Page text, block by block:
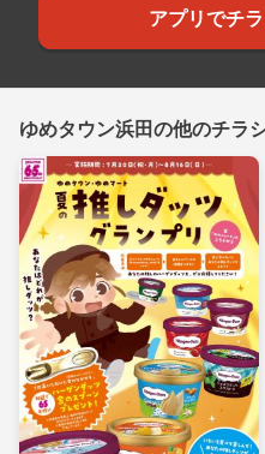
アプリでチ
ゆめタウン浜田の他のチラ